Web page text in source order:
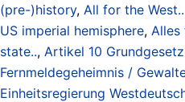
(pre-)history, All for the
US imperial hemisphere,
state.., Artikel 10
Fernmeldegeheimnis /
Einheitsregierung